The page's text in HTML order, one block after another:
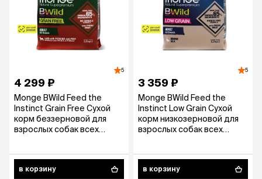
5
4 299 ₽
Monge BWild Feed the
Instinct Grain Free Сухой
корм беззерновой для
взрослых собак всех
кг
в корзину
5
3 359 ₽
Monge BWild Feed the
Instinct Low Grain Сухой
корм низкозерновой для
взрослых собак всех
в корзину